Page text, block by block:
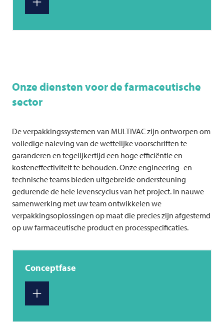
Onze diensten voor de farmaceutische
sector
De verpakkingssystemen van MULTIVACzijn ontworpen om
volledige naleving van de wettelijke voorschriften te
garanderen en tegelijkertijd een hoge efficiëntie en
kosteneffectiviteit te behouden. Onze engineering- en
technische teams bieden uitgebreide ondersteuning
gedurende de hele levenscyclus van het project. In nauwe
samenwerking met uw team ontwikkelen we
verpakkingsoplossingen op maat die precies zijn afgestemd
op uw farmaceutische product en processpecificaties.
Conceptfase